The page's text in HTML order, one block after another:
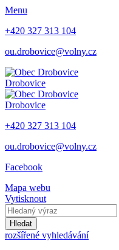
Menu
+420 327 313 104
ou.drobovice@volny.cz
Drobovice
Drobovice
+420 327 313 104
ou.drobovice@volny.cz
Facebook
Mapa webu
Vytisknout
Hledat
rozšířené vyhledávání